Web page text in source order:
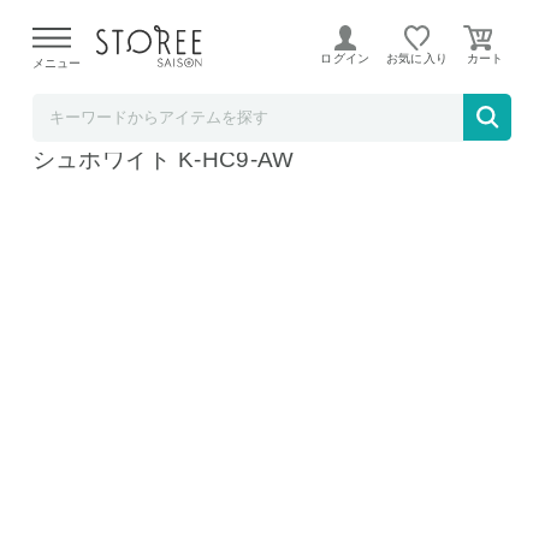
よる配送遅延が発生しております。
メニュー ログイン お気に入り
Toffy セーフティープッシュスライサー アッ
シュホワイト K-HC9-AW